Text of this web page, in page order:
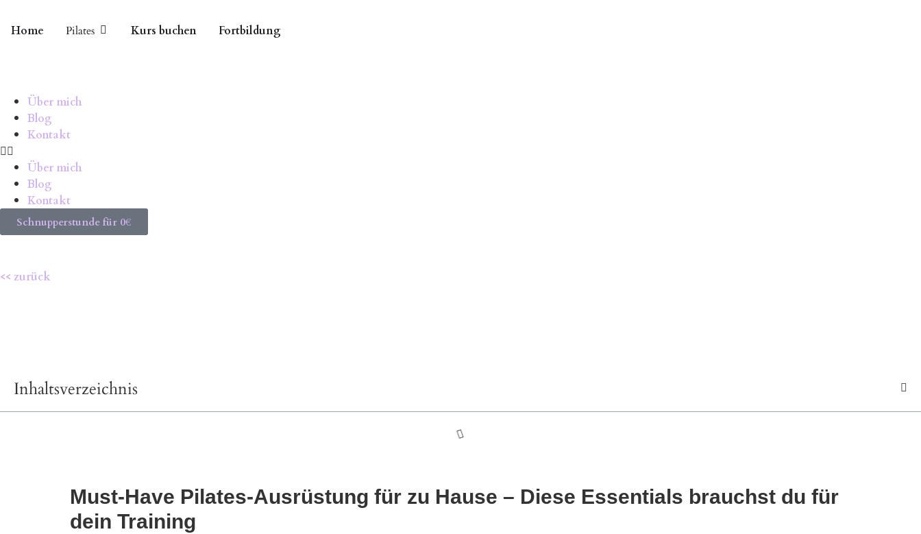
Home Pilates Kurs buchen Fortbildung
Über mich
Blog
Kontakt
Über mich
Blog
Kontakt
Schnupperstunde für 0€
<< zurück
Inhaltsverzeichnis
Must-Have Pilates-Ausrüstung für zu Hause – Diese Essentials brauchst du für
dein Training